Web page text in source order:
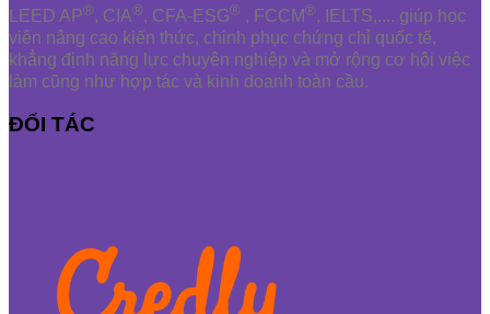
LEED AP®, CIA®, CFA-ESG® , FCCM®, IELTS,.... giúp học
viên nâng cao kiến thức, chinh phục chứng chỉ quốc tế,
khẳng định năng lực chuyên nghiệp và mở rộng cơ hội việc
làm cũng như hợp tác và kinh doanh toàn cầu.
ĐỐI TÁC